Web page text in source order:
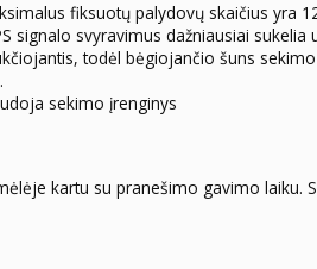
fiksuotų palydovų skaičius yra
svyravimus dažniausiai
todėl bėgiojančio šuns
sekimo įrenginys
kartu su pranešimo gavimo laiku.